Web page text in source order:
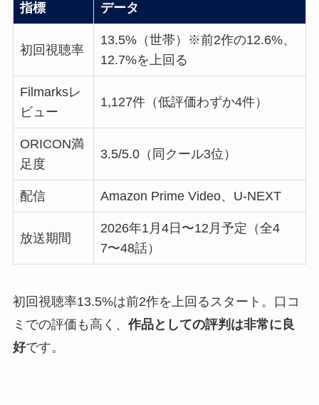
指標 データ
初回視聴率
13.5%（世帯）※前2作の12.6%、
12.7%を上回る
Filmarksレ
ビュー
1,127件（低評価わずか4件）
ORICON満
足度
3.5/5.0（同クール3位）
配信 Amazon Prime Video、U-NEXT
放送期間
2026年1月4日〜12月予定（全4
7〜48話）
初回視聴率13.5%は前2作を上回るスタート。口コ
ミでの評価も高く、 作品としての評判は非常に良
好です。